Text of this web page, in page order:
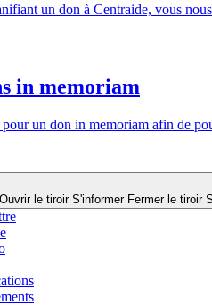
un don à Centraide, vous
in memoriam
un don in memoriam afin de
Ouvrir le tiroir S'informer Fermer le tiroir